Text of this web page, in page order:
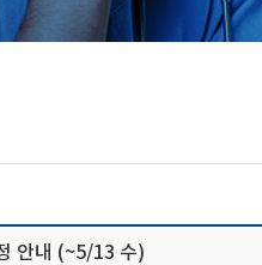
안내 (~5/13 수)